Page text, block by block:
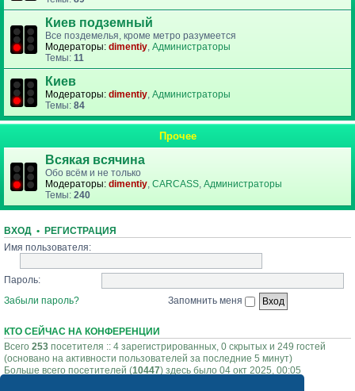
Киев подземный
Все поздемелья, кроме метро разумеется
Модераторы: dimentiy, Администраторы
Темы: 11
Киев
Модераторы: dimentiy, Администраторы
Темы: 84
Прочее
Всякая всячина
Обо всём и не только
Модераторы: dimentiy, CARCASS, Администраторы
Темы: 240
ВХОД • РЕГИСТРАЦИЯ
Имя пользователя:
Пароль:
Забыли пароль?
Запомнить меня
КТО СЕЙЧАС НА КОНФЕРЕНЦИИ
Всего 253 посетителя :: 4 зарегистрированных, 0 скрытых и 249 гостей
(основано на активности пользователей за последние 5 минут)
Больше всего посетителей (10447) здесь было 04 окт 2025, 00:05